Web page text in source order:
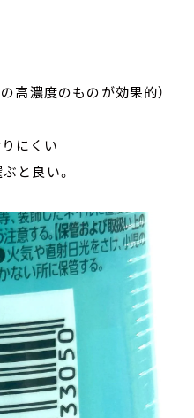
高濃度のものが効果的）
にくい
と良い。